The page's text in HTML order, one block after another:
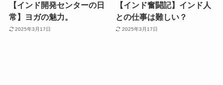
【インド開発センターの日
常】ヨガの魅力。
2025年3月17日
【インド奮闘記】インド人
との仕事は難しい？
2025年3月17日